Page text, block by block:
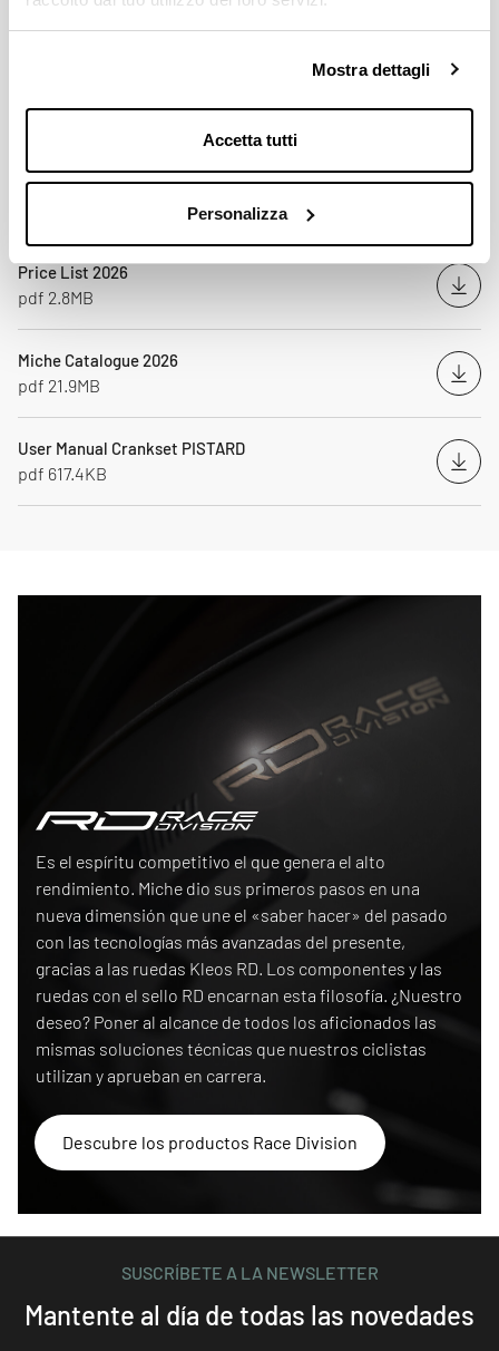
Mostra dettagli
Accetta tutti
Personalizza
60 / 61 / 62 / 63; 64 / 65 / 66 / 67 / 68 / 69 / 70
Descarga
Price List 2026
pdf 2.8MB
Miche Catalogue 2026
pdf 21.9MB
User Manual Crankset PISTARD
pdf 617.4KB
Es el espíritu competitivo el que genera el alto
rendimiento. Miche dio sus primeros pasos en una
nueva dimensión que une el «saber hacer» del pasado
con las tecnologías más avanzadas del presente,
gracias a las ruedas Kleos RD. Los componentes y las
ruedas con el sello RD encarnan esta filosofía. ¿Nuestro
deseo? Poner al alcance de todos los aficionados las
mismas soluciones técnicas que nuestros ciclistas
utilizan y aprueban en carrera.
Descubre los productos Race Division
SUSCRÍBETE A LA NEWSLETTER
Mantente al día de todas las novedades